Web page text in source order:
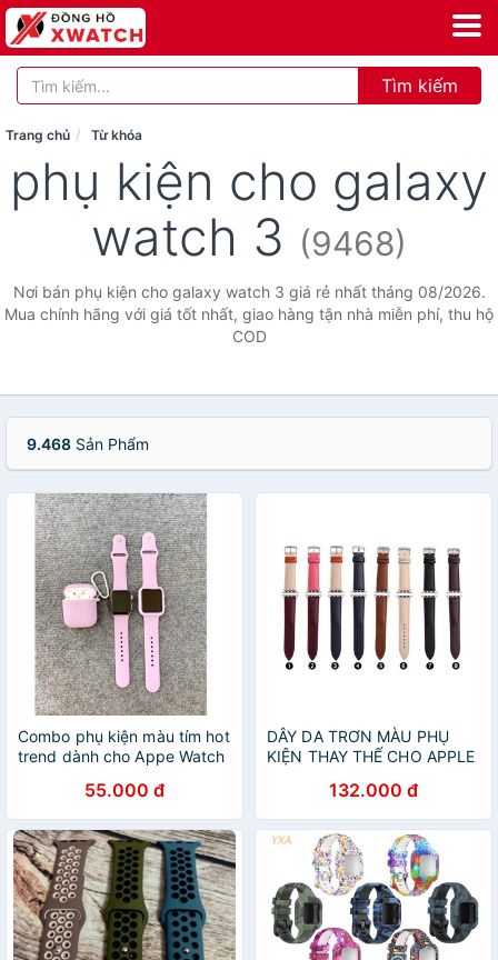
Tìm kiếm
Trang chủ Từ khóa
phụ kiện cho galaxy
watch 3 (9468)
Nơi bán phụ kiện cho galaxy watch 3 giá rẻ nhất tháng 08/2026.
Mua chính hãng với giá tốt nhất, giao hàng tận nhà miễn phí, thu hộ
COD
9.468 Sản Phẩm
Combo phụ kiện màu tím hot
trend dành cho Appe Watch
55.000 đ
DÂY DA TRƠN MÀU PHỤ
KIỆN THAY THẾ CHO APPLE
132.000 đ